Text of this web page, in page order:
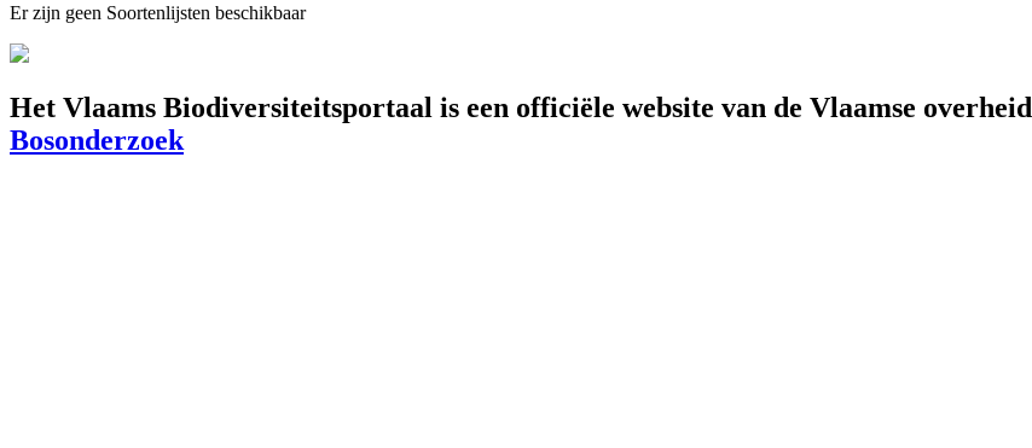
Er zijn geen Soortenlijsten beschikbaar
Het Vlaams Biodiversiteitsportaal is een officiële website van de Vlaamse overheid
Bosonderzoek